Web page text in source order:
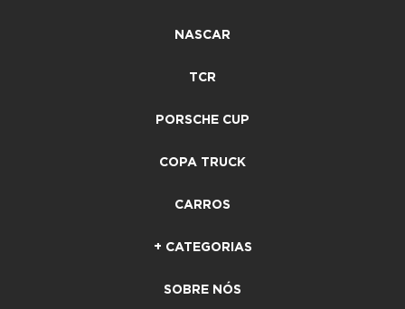
NASCAR
TCR
PORSCHE CUP
COPA TRUCK
CARROS
+ CATEGORIAS
SOBRE NÓS